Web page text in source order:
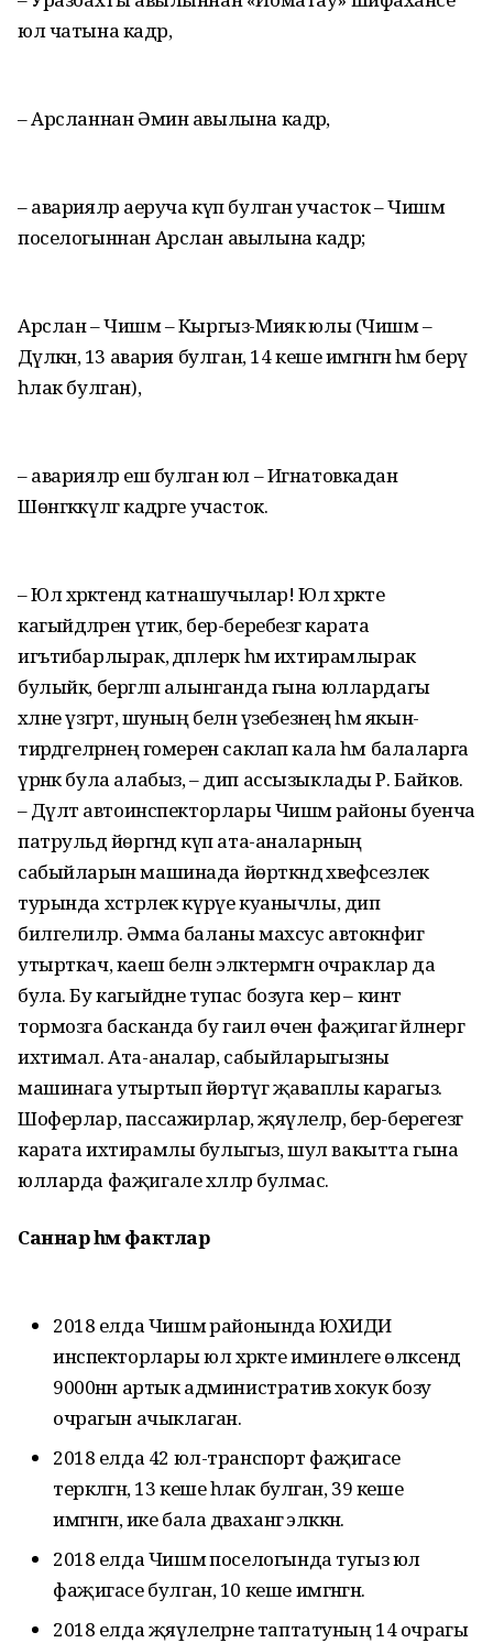
юл чатына кадәр,
– Арсланнан Әмин авылына кадәр,
– аварияләр аеруча күп булган участок – Чишмә
поселогыннан Арслан авылына кадәр;
Арслан – Чишмә – Кыргыз-Миякә юлы (Чишмә –
Дәүләкән, 13 авария булган, 14 кеше имгәнгән һәм берәү
һәлак булган),
– аварияләр еш булган юл – Игнатовкадан
Шөнгәккүлгә кадәрге участок.
– Юл хәрәкәтендә катнашучылар! Юл хәрәкәте
кагыйдәләрен үтик, бер-беребезгә карата
игътибарлырак, әдәплерәк һәм ихтирамлырак
булыйк, бергәләп алынганда гына юллардагы
хәлне үзгәртә, шуның белән үзебезнең һәм якын-
тирәдәгеләрнең гомерен саклап кала һәм балаларга
үрнәк була алабыз, – дип ассызыклады Р. Байков.
– Дәүләт автоинспекторлары Чишмә районы буенча
патрульдә йөргәндә күп ата-аналарның
сабыйларын машинада йөрткәндә хәвефсезлек
турында хәстәрлек күрүе куанычлы, дип
билгелиләр. Әмма баланы махсус автокәнәфигә
утырткач, каеш белән эләктермәгән очраклар да
була. Бу кагыйдәне тупас бозуга керә – кинәт
тормозга басканда бу гаилә өчен фаҗигагә әйләнергә
ихтимал. Ата-аналар, сабыйларыгызны
машинага утыртып йөртүгә җаваплы карагыз.
Шоферлар, пассажирлар, җәяүлеләр, бер-берегезгә
карата ихтирамлы булыгыз, шул вакытта гына
юлларда фаҗигале хәлләр булмас.
Саннар һәм фактлар
2018 елда Чишмә районында ЮХИДИ
инспекторлары юл хәрәкәте иминлеге өлкәсендә
9000нән артык административ хокук бозу
очрагын ачыклаган.
2018 елда 42 юл-транспорт фаҗигасе
теркәлгән, 13 кеше һәлак булган, 39 кеше
имгәнгән, ике бала дәваханәгә эләккән.
2018 елда Чишмә поселогында тугыз юл
фаҗигасе булган, 10 кеше имгәнгән.
2018 елда җәяүлеләрне таптатуның 14 очрагы